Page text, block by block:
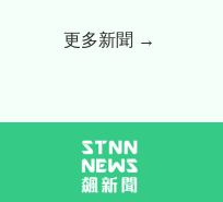
更多新聞 →